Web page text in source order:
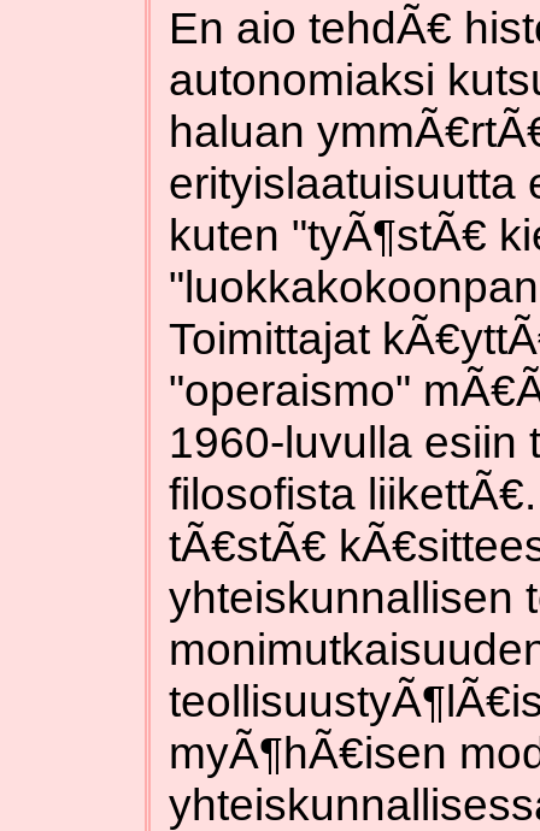
En aio tehdÃ€
autonomiaksi
haluan
erityislaatuisuutta
kuten "tyÃ¶stÃ€
Toimittajat
"operaismo"
1960-luvulla esiin
filosofista
tÃ€stÃ€
yhteiskunnallisen
myÃ¶hÃ€isen